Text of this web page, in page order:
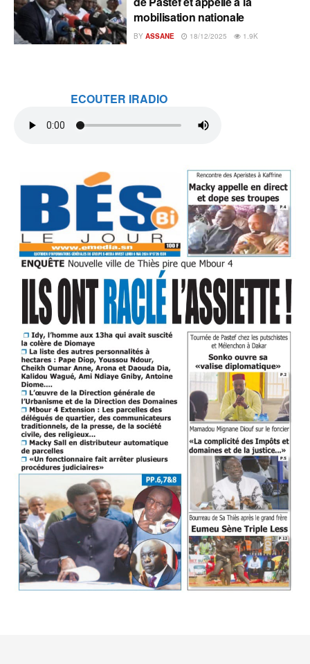
mobilisation nationale
BY ASSANE 18/12/2025 1.9K
ECOUTER IRADIO